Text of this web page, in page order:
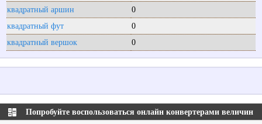
квадратный аршин
0
квадратный фут
0
квадратный вершок
0
Попробуйте воспользоваться онлайн конвертерами величин